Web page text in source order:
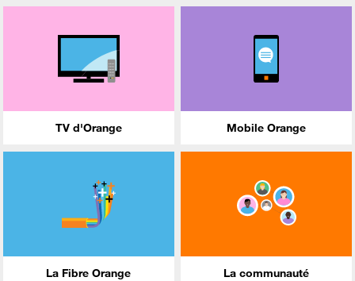
TV d'Orange Mobile Orange
La Fibre Orange La communauté